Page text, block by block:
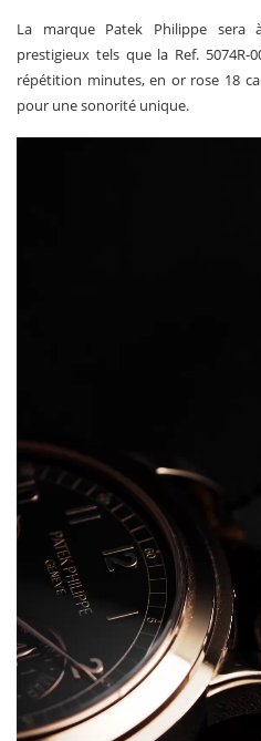
La marque Patek Philippe sera
prestigieux tels que la Ref. 5074R-
répétition minutes, en or rose 18
pour une sonorité unique.